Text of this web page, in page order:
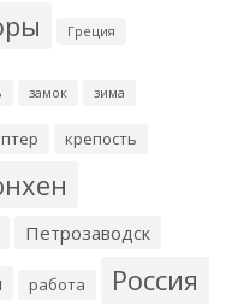
Греция
замок зима
крепость
Петрозаводск
работа Россия